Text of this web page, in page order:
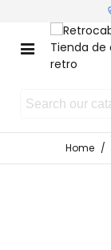
Home /